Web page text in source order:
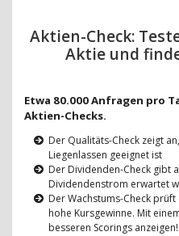
Aktien-Check:
Aktie und
Etwa 80.000 Anfragen pro
Aktien-Checks.
Der Qualitäts-Check zeigt
Liegenlassen geeignet ist
Der Dividenden-Check gibt
Dividendenstrom erwartet
Der Wachstums-Check
hohe Kursgewinne. Mit
besseren Scorings anzeigen!